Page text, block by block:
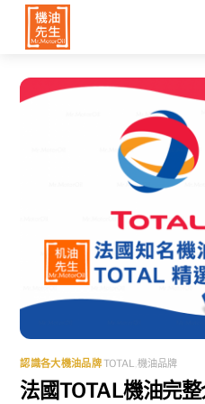
Skip
認識各大機油品牌 TOTAL 機油品牌
法國TOTAL機油完